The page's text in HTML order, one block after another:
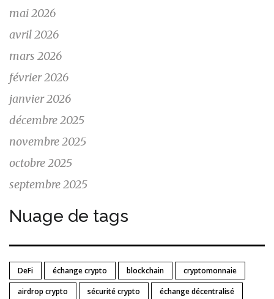
mai 2026
avril 2026
mars 2026
février 2026
janvier 2026
décembre 2025
novembre 2025
octobre 2025
septembre 2025
Nuage de tags
DeFi échange crypto blockchain
cryptomonnaie
airdrop crypto
sécurité crypto
échange décentralisé